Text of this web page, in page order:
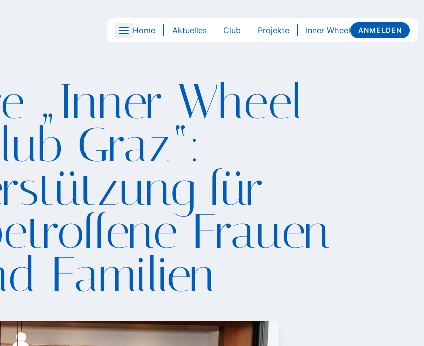
Home Aktuelles Club Projekte Inner Wheel ANMELDEN
„Inner Wheel
Graz“:
für
Frauen
Familien